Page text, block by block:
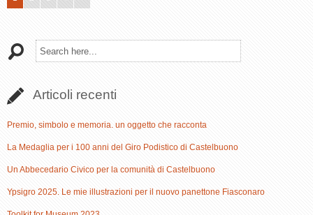
Articoli recenti
Premio, simbolo e memoria. un oggetto che racconta
La Medaglia per i 100 anni del Giro Podistico di Castelbuono
Un Abbecedario Civico per la comunità di Castelbuono
Ypsigro 2025. Le mie illustrazioni per il nuovo panettone Fiasconaro